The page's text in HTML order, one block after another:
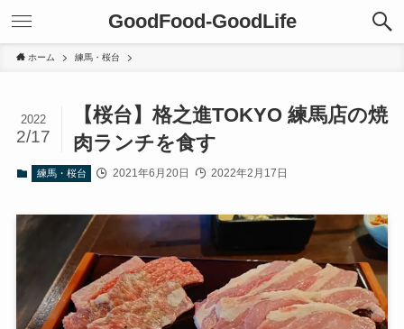
GoodFood-GoodLife
ホーム 練馬・桜台
【桜台】格之進TOKYO 練馬店の焼
肉ランチを食す
2022
2/17
練馬・桜台 2021年6月20日 2022年2月17日